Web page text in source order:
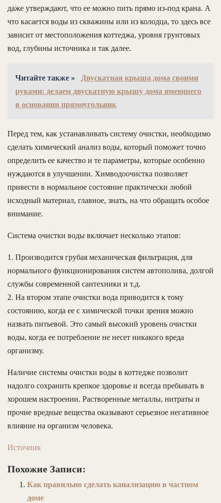
даже утверждают, что ее можно пить прямо из-под крана. А
что касается воды из скважины или из колодца, то здесь все
зависит от местоположения коттеджа, уровня грунтовых
вод, глубины источника и так далее.
Читайте также »
Двускатная крыша дома своими
руками: делаем двускатную крышу дома имеющего
в основании прямоугольник
Перед тем, как устанавливать систему очистки, необходимо
сделать химический анализ воды, который поможет точно
определить ее качество и те параметры, которые особенно
нуждаются в улучшении. Химводоочистка позволяет
привести в нормальное состояние практически любой
исходный материал, главное, знать, на что обращать особое
внимание.
Система очистки воды включает несколько этапов:
1. Производится грубая механическая фильтрация, для
нормального функционирования систем автополива, долгой
службы современной сантехники и т.д.
2. На втором этапе очистки вода приводится к тому
состоянию, когда ее с химической точки зрения можно
назвать питьевой. Это самый высокий уровень очистки
воды, когда ее потребление не несет никакого вреда
организму.
Наличие системы очистки воды в коттедже позволит
надолго сохранить крепкое здоровье и всегда пребывать в
хорошем настроении. Растворенные металлы, нитраты и
прочие вредные вещества оказывают серьезное негативное
влияние на организм человека.
Источник
Похожие Записи:
Как правильно сделать канализацию в частном
доме